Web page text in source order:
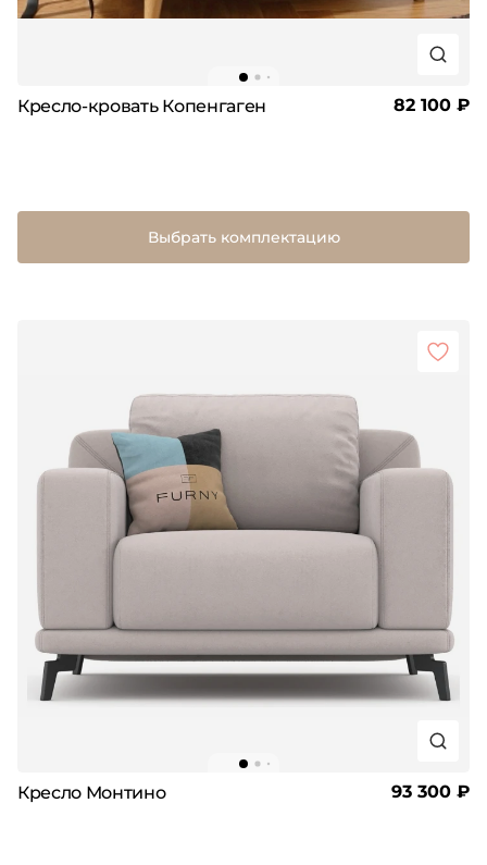
Кресло-кровать Копенгаген 82 100 ₽
Выбрать комплектацию
Кресло Монтино 93 300 ₽